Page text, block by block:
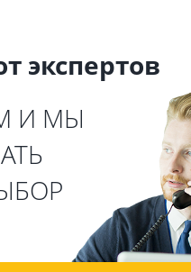
экспертов
И МЫ